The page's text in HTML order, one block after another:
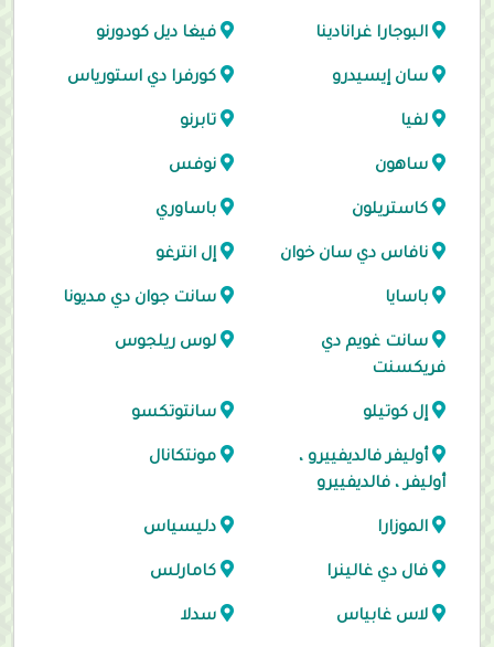
البوجارا غرانادينا فيغا ديل كودورنو
سان إيسيدرو كورفرا دي استورياس
لفيا تابرنو
ساهون نوفس
كاستريلون باساوري
نافاس دي سان خوان إل انترغو
باسايا سانت جوان دي مديونا
سانت غويم دي
فريكسنت
لوس ريلجوس
إل كوتيلو سانتوتكسو
أوليفر فالديفييرو ،
أوليفر ، فالديفييرو
مونتكانال
الموزارا دليسياس
فال دي غالينرا كامارلس
لاس غابياس سدلا